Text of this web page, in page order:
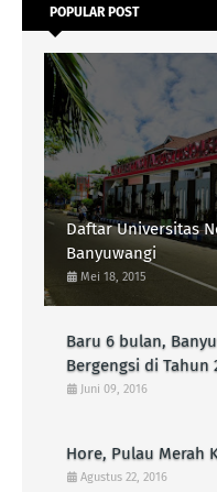
POPULAR POST
Daftar Universitas
Banyuwangi
Mei 18, 2015
Baru 6 bulan,
Bergengsi di Tahun
Juni 09, 2016
Hore, Pulau Merah
Agustus 22, 2016